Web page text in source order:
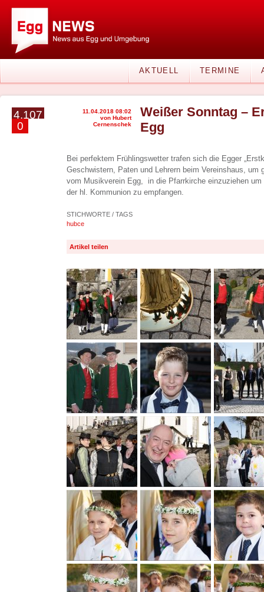
AKTUELL TERMINE
4.107
0
11.04.2018 08:02
von Hubert
Cernenschek
Weißer Sonntag –
Egg
Bei perfektem Frühlingswetter trafen sich die Egger
Geschwistern, Paten und Lehrern beim Vereinshaus, um
vom Musikverein Egg, in die Pfarrkirche einzuziehen
der hl. Kommunion zu empfangen.
STICHWORTE / TAGS
hubce
Artikel teilen